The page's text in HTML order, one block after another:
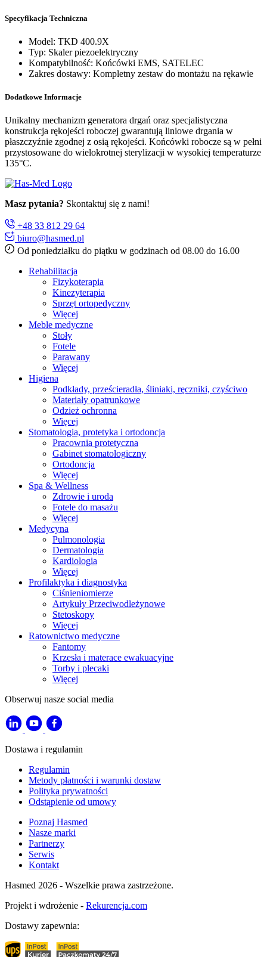
Specyfikacja Techniczna
Model: TKD 400.9X
Typ: Skaler piezoelektryczny
Kompatybilność: Końcówki EMS, SATELEC
Zakres dostawy: Kompletny zestaw do montażu na rękawie
Dodatkowe Informacje
Unikalny mechanizm generatora drgań oraz specjalistyczna
konstrukcja rękojeści roboczej gwarantują liniowe drgania w
płaszczyźnie zgodnej z osią rękojeści. Końcówki robocze są w pełni
przystosowane do wielokrotnej sterylizacji w wysokiej temperaturze
135°C.
Masz pytania? Skontaktuj się z nami!
+48 33 812 29 64
biuro@hasmed.pl
Od poniedziałku do piątku w godzinach od 08.00 do 16.00
Rehabilitacja
Fizykoterapia
Kinezyterapia
Sprzęt ortopedyczny
Więcej
Meble medyczne
Stoły
Fotele
Parawany
Więcej
Higiena
Podkłady, prześcieradła, śliniaki, ręczniki, czyściwo
Materiały opatrunkowe
Odzież ochronna
Więcej
Stomatologia, protetyka i ortodoncja
Pracownia protetyczna
Gabinet stomatologiczny
Ortodoncja
Więcej
Spa & Wellness
Zdrowie i uroda
Fotele do masażu
Więcej
Medycyna
Pulmonologia
Dermatologia
Kardiologia
Więcej
Profilaktyka i diagnostyka
Ciśnieniomierze
Artykuły Przeciwodleżynowe
Stetoskopy
Więcej
Ratownictwo medyczne
Fantomy
Krzesła i materace ewakuacyjne
Torby i plecaki
Więcej
Obserwuj nasze social media
Dostawa i regulamin
Regulamin
Metody płatności i warunki dostaw
Polityka prywatności
Odstąpienie od umowy
Poznaj Hasmed
Nasze marki
Partnerzy
Serwis
Kontakt
Hasmed 2026 - Wszelkie prawa zastrzeżone.
Projekt i wdrożenie - Rekurencja.com
Dostawy zapewnia: